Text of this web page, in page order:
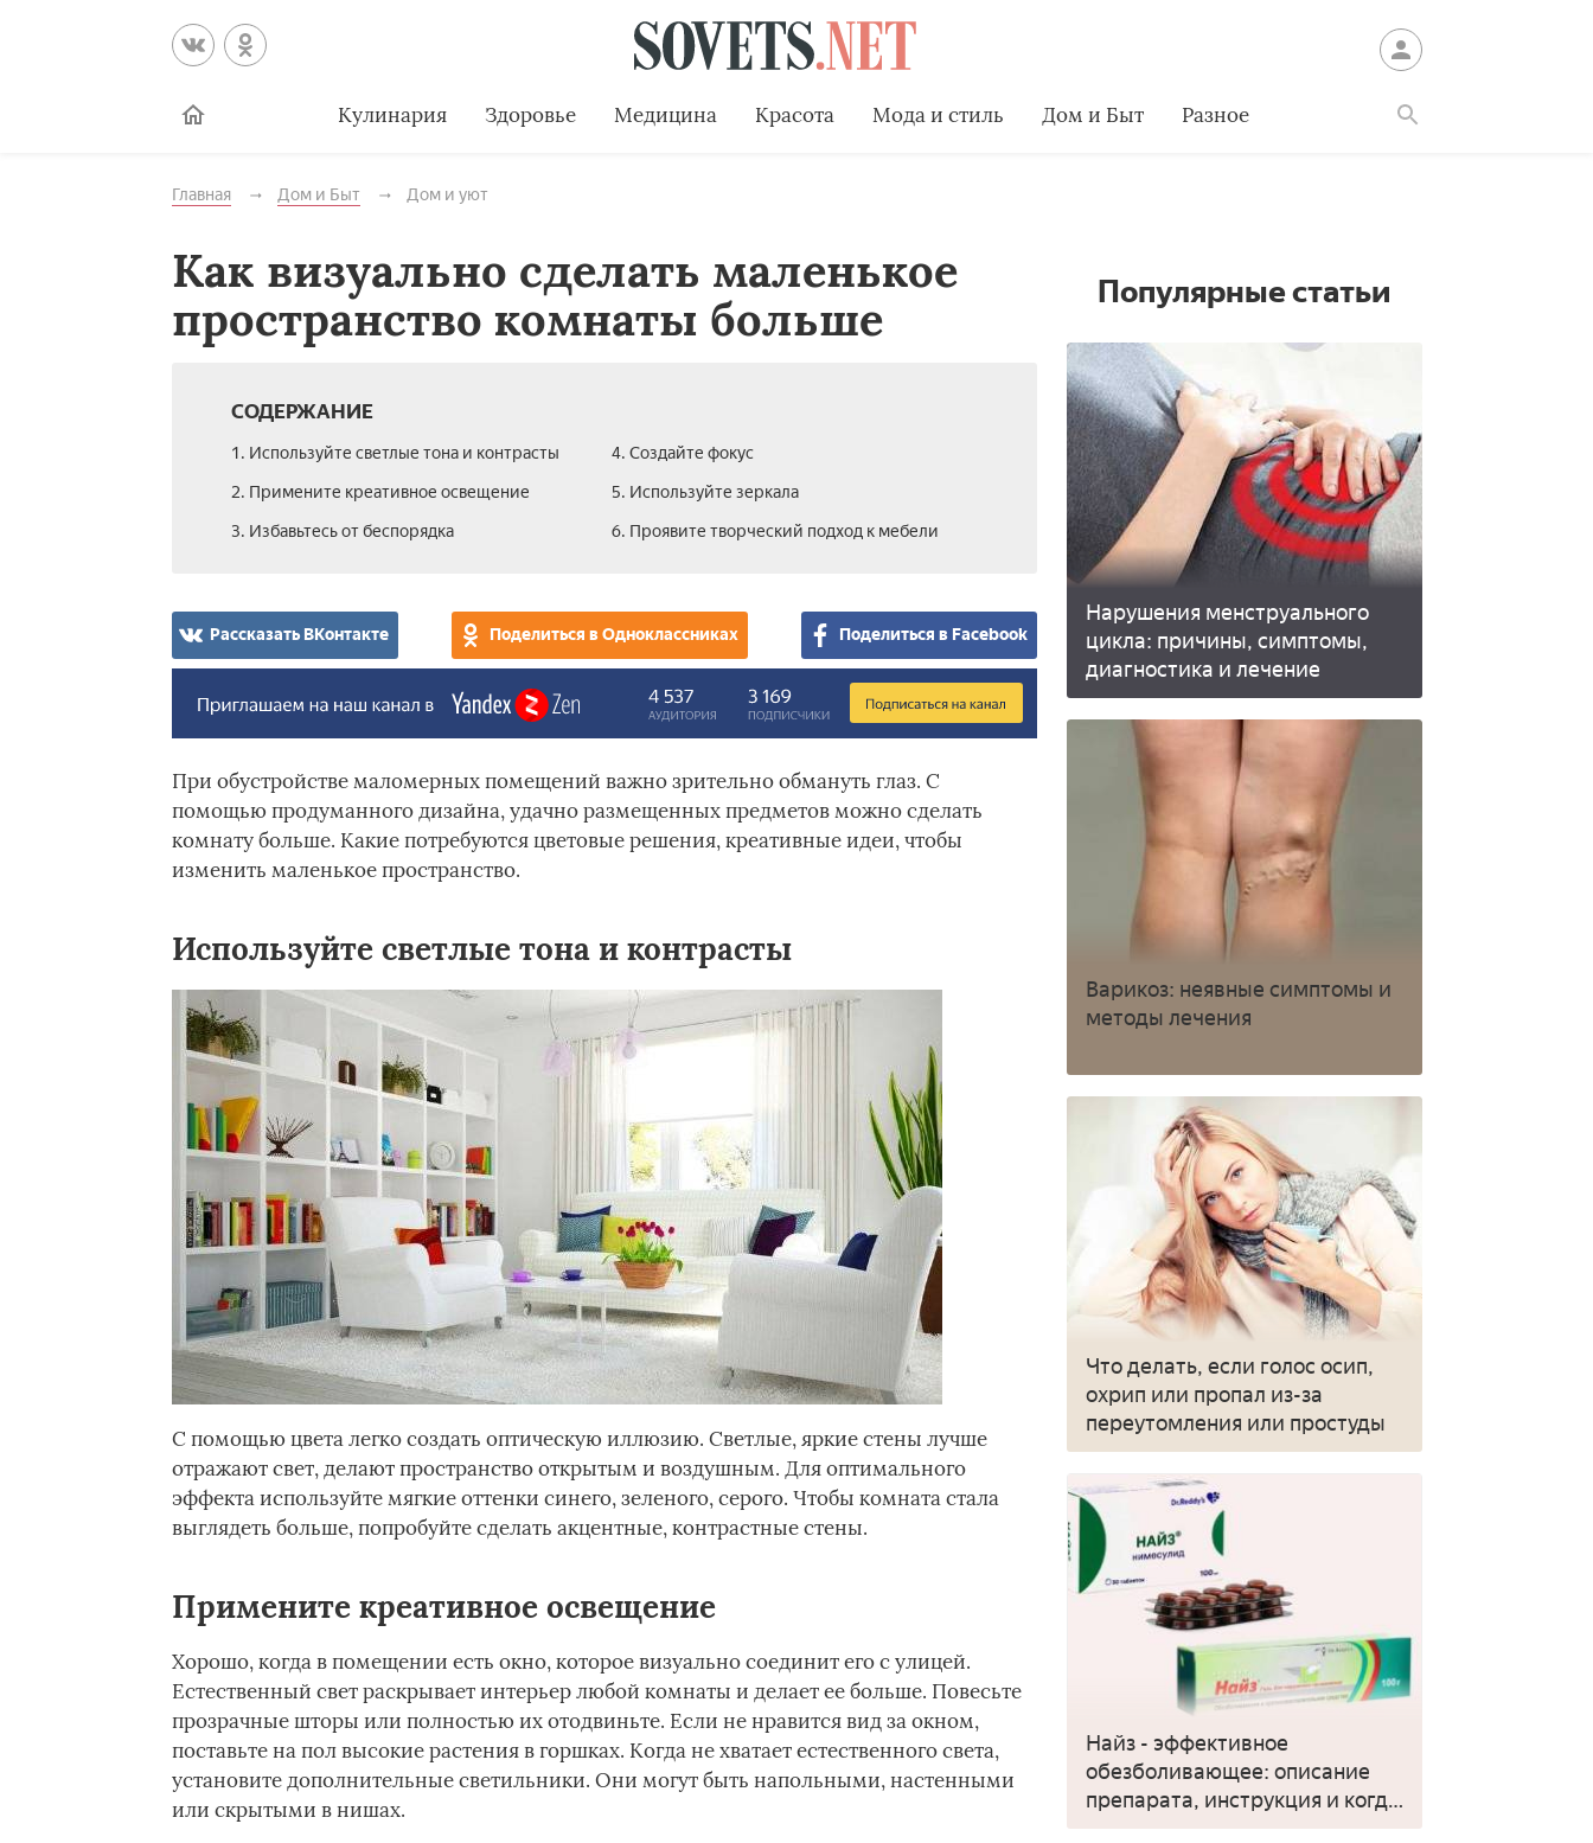
Кулинария Здоровье Медицина Красота Мода и стиль Дом и Быт Разное
Главная Дом и Быт Дом и уют
Как визуально сделать маленькое
пространство комнаты больше
СОДЕРЖАНИЕ
1. Используйте светлые тона и контрасты
2. Примените креативное освещение
3. Избавьтесь от беспорядка
4. Создайте фокус
5. Используйте зеркала
6. Проявите творческий подход к мебели
Рассказать ВКонтакте Поделиться в Одноклассниках Поделиться в Facebook
При обустройстве маломерных помещений важно зрительно обмануть глаз. С
помощью продуманного дизайна, удачно размещенных предметов можно сделать
комнату больше. Какие потребуются цветовые решения, креативные идеи, чтобы
изменить маленькое пространство.
Используйте светлые тона и контрасты
С помощью цвета легко создать оптическую иллюзию. Светлые, яркие стены лучше
отражают свет, делают пространство открытым и воздушным. Для оптимального
эффекта используйте мягкие оттенки синего, зеленого, серого. Чтобы комната стала
выглядеть больше, попробуйте сделать акцентные, контрастные стены.
Примените креативное освещение
Хорошо, когда в помещении есть окно, которое визуально соединит его с улицей.
Естественный свет раскрывает интерьер любой комнаты и делает ее больше. Повесьте
прозрачные шторы или полностью их отодвиньте. Если не нравится вид за окном,
поставьте на пол высокие растения в горшках. Когда не хватает естественного света,
установите дополнительные светильники. Они могут быть напольными, настенными
или скрытыми в нишах.
Популярные статьи
Нарушения менструального
цикла: причины, симптомы,
диагностика и лечение
Варикоз: неявные симптомы и
методы лечения
Что делать, если голос осип,
охрип или пропал из-за
переутомления или простуды
Найз - эффективное
обезболивающее: описание
препарата, инструкция и когда
применять